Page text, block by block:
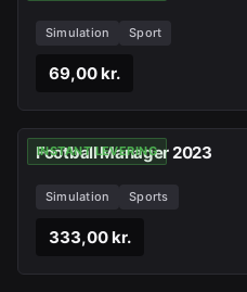
Simulation Sport
69,00 kr.
INSTANT LEVERING
Football Manager 2023
Simulation Sports
333,00 kr.